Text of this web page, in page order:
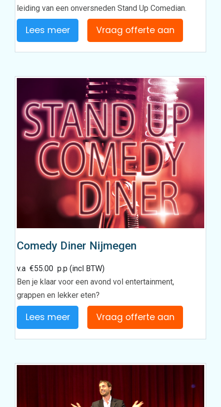
leiding van een onversneden Stand Up Comedian.
Lees meer Vraag offerte aan
Comedy Diner Nijmegen
v.a€55.00 p.p (incl BTW)
Ben je klaar voor een avond vol entertainment,
grappen en lekker eten?
Lees meer Vraag offerte aan